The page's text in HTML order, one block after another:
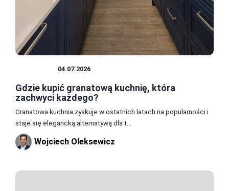
04.07.2026
Gdzie kupić granatową kuchnię, która
zachwyci każdego?
Granatowa kuchnia zyskuje w ostatnich latach na popularności i
staje się elegancką alternatywą dla t...
Wojciech Oleksewicz